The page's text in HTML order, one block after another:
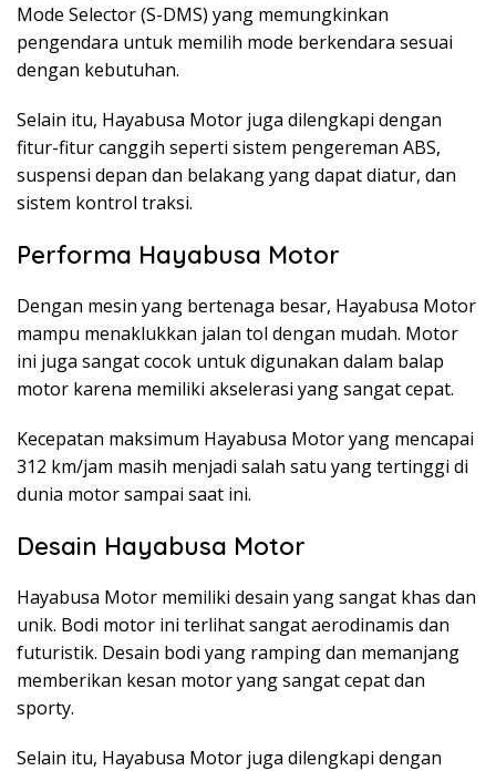
Mode Selector (S-DMS) yang memungkinkan
pengendara untuk memilih mode berkendara sesuai
dengan kebutuhan.
Selain itu, Hayabusa Motor juga dilengkapi dengan
fitur-fitur canggih seperti sistem pengereman ABS,
suspensi depan dan belakang yang dapat diatur, dan
sistem kontrol traksi.
Performa Hayabusa Motor
Dengan mesin yang bertenaga besar, Hayabusa Motor
mampu menaklukkan jalan tol dengan mudah. Motor
ini juga sangat cocok untuk digunakan dalam balap
motor karena memiliki akselerasi yang sangat cepat.
Kecepatan maksimum Hayabusa Motor yang mencapai
312 km/jam masih menjadi salah satu yang tertinggi di
dunia motor sampai saat ini.
Desain Hayabusa Motor
Hayabusa Motor memiliki desain yang sangat khas dan
unik. Bodi motor ini terlihat sangat aerodinamis dan
futuristik. Desain bodi yang ramping dan memanjang
memberikan kesan motor yang sangat cepat dan
sporty.
Selain itu, Hayabusa Motor juga dilengkapi dengan